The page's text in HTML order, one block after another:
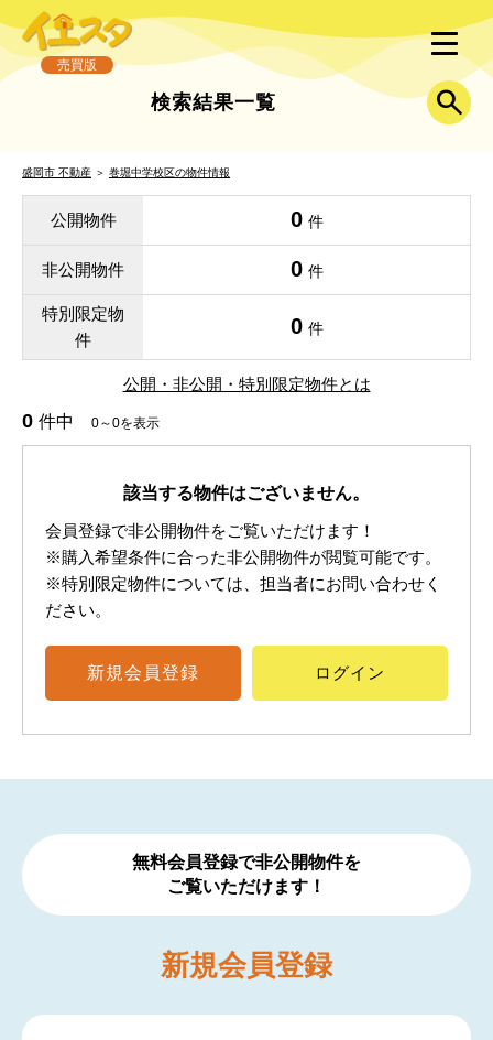
売買版
検索結果一覧
盛岡市 不動産 ＞ 巻堀中学校区の物件情報
公開物件 0 件
非公開物件 0 件
特別限定物
件
0 件
公開・非公開・特別限定物件とは
0 件中 0～0を表示
該当する物件はございません。
会員登録で非公開物件をご覧いただけます！
※購入希望条件に合った非公開物件が閲覧可能です。
※特別限定物件については、担当者にお問い合わせく
ださい。
新規会員登録 ログイン
無料会員登録で非公開物件を
ご覧いただけます！
新規会員登録